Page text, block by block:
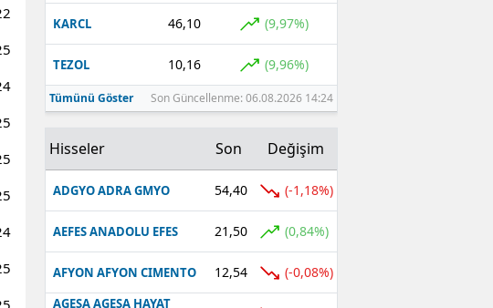
KARCL 46,10 (9,97%)
TEZOL 10,16 (9,96%)
Tümünü Göster Son Güncellenme: 06.08.2026 14:24
Hisseler Son Değişim
ADGYO ADRA GMYO 54,40 (-1,18%)
AEFES ANADOLU EFES 21,50 (0,84%)
AFYON AFYON CIMENTO 12,54 (-0,08%)
AGESA AGESA HAYAT